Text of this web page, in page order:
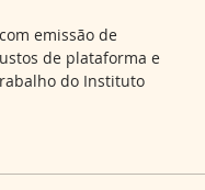
emissão de
de plataforma e
do Instituto